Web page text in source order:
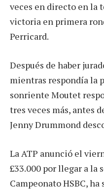
veces en directo en la
victoria en primera
Perricard.
Después de haber
mientras respondía la
sonriente Moutet
tres veces más, antes
Jenny Drummond
La ATP anunció el
£33.000 por llegar a la
Campeonato HSBC,